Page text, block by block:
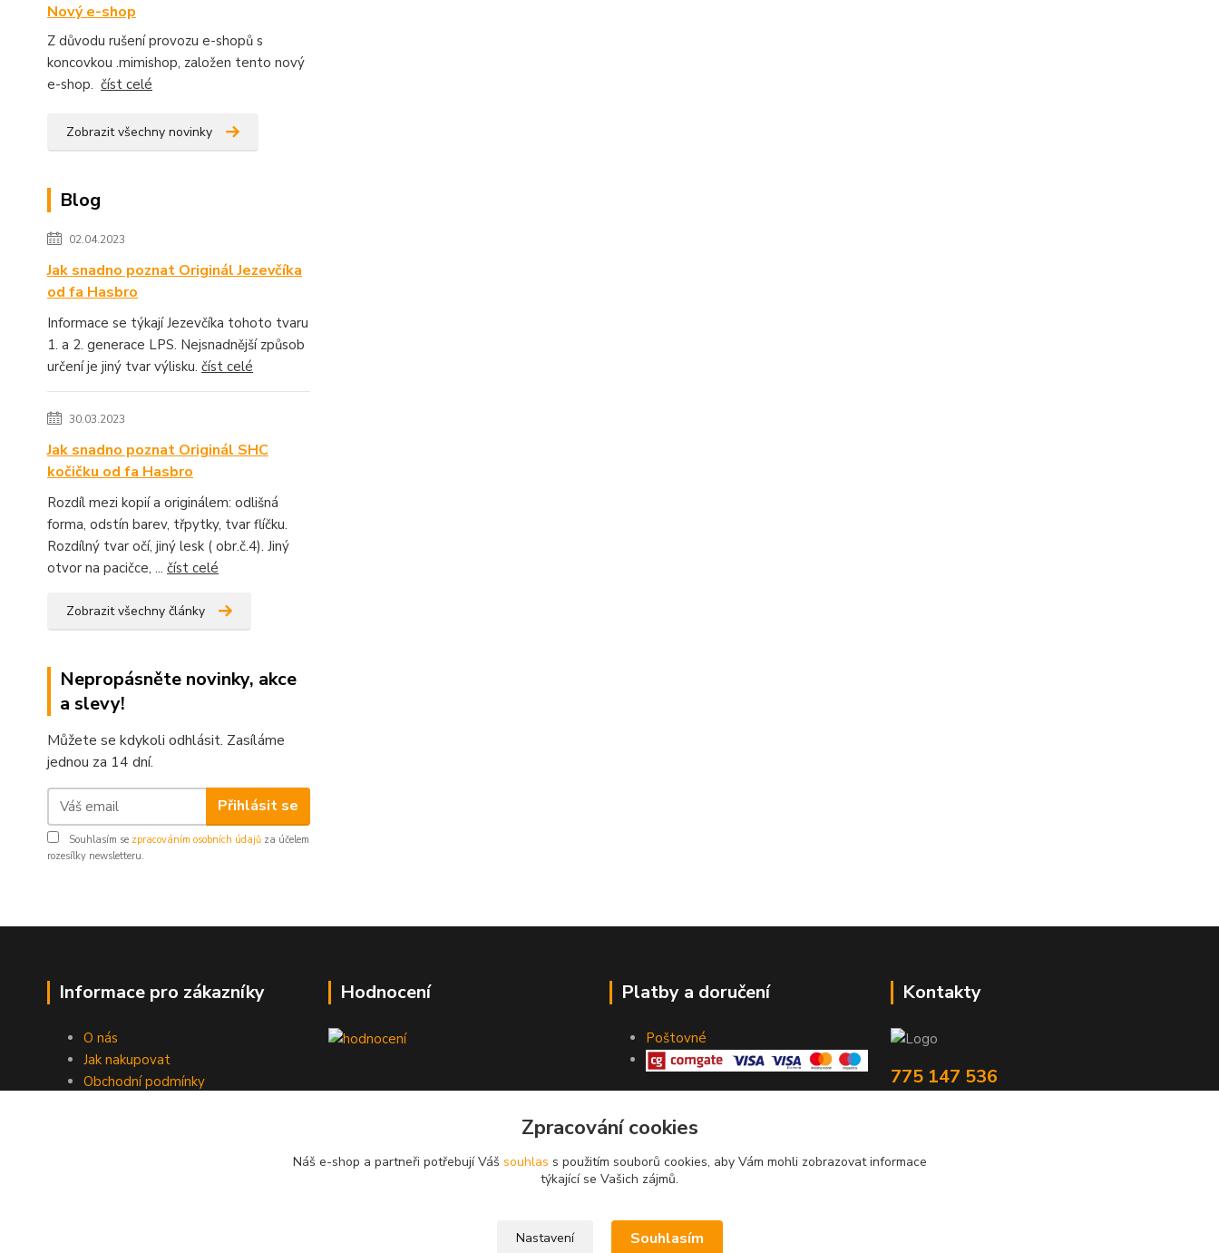
Nový e-shop
Z důvodu rušení provozu e-shopů s
koncovkou .mimishop, založen tento nový
e-shop. číst celé
Zobrazit všechny novinky
Blog
02.04.2023
Jak snadno poznat Originál Jezevčíka
od fa Hasbro
Informace se týkají Jezevčíka tohoto tvaru
1. a 2. generace LPS. Nejsnadnější způsob
určení je jiný tvar výlisku. číst celé
30.03.2023
Jak snadno poznat Originál SHC
kočičku od fa Hasbro
Rozdíl mezi kopií a originálem: odlišná
forma, odstín barev, třpytky, tvar flíčku.
Rozdílný tvar očí, jiný lesk ( obr.č.4). Jiný
otvor na pacičce, ... číst celé
Zobrazit všechny články
Nepropásněte novinky, akce
a slevy!
Můžete se kdykoli odhlásit. Zasíláme
jednou za 14 dní.
Přihlásit se
Souhlasím se zpracováním osobních údajů za účelem
rozesílky newsletteru.
Informace pro zákazníky
O nás
Jak nakupovat
Obchodní podmínky
Hodnocení Platby a doručení
Poštovné
Kontakty
775 147 536
Zpracování cookies
Náš e-shop a partneři potřebují Váš souhlas s použitím souborů cookies, aby Vám mohli zobrazovat informace
týkající se Vašich zájmů.
Nastavení Souhlasím